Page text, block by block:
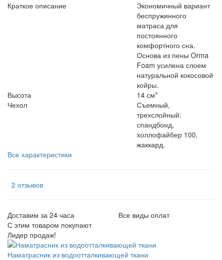
Краткое описание
Экономичный вариант
беспружинного
матраса для
постоянного
комфортного сна.
Основа из пены Orma
Foam усилена слоем
натуральной кокосовой
койры.
Высота
14 см*
Чехол
Съемный,
трехслойный:
спандбонд,
холлофайбер 100,
жаккард.
Все характеристики
2 отзывов
Доставим за 24 часа
Все виды оплат
С этим товаром покупают
Лидер продаж!
Наматрасник из водоотталкивающей ткани